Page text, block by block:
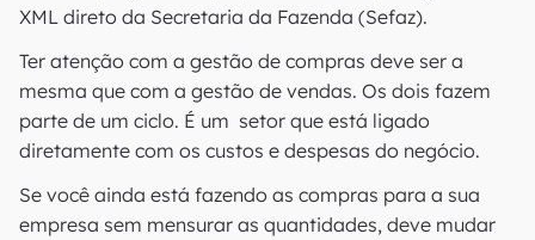
XML direto da Secretaria da Fazenda (Sefaz).
Ter atenção com a gestão de compras deve ser a
mesma que com a gestão de vendas. Os dois fazem
parte de um ciclo. É um setor que está ligado
diretamente com os custos e despesas do negócio.
Se você ainda está fazendo as compras para a sua
empresa sem mensurar as quantidades, deve mudar